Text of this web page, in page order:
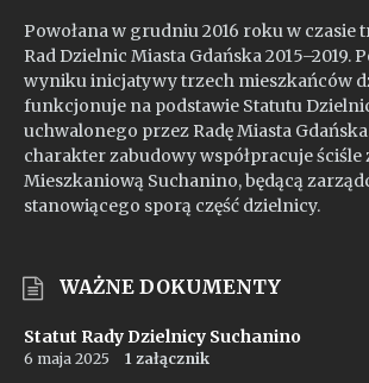
Powołana w grudniu 2016 roku w czasie
Rad Dzielnic Miasta Gdańska 2015–2019.
wyniku inicjatywy trzech mieszkańców
funkcjonuje na podstawie Statutu
uchwalonego przez Radę Miasta
charakter zabudowy współpracuje ściśle
Mieszkaniową Suchanino, będącą
stanowiącego sporą część dzielnicy.
WAŻNE DOKUMENTY
Statut Rady Dzielnicy Suchanino
6 maja 2025 1 załącznik